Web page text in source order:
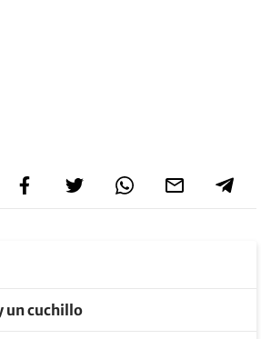
un cuchillo